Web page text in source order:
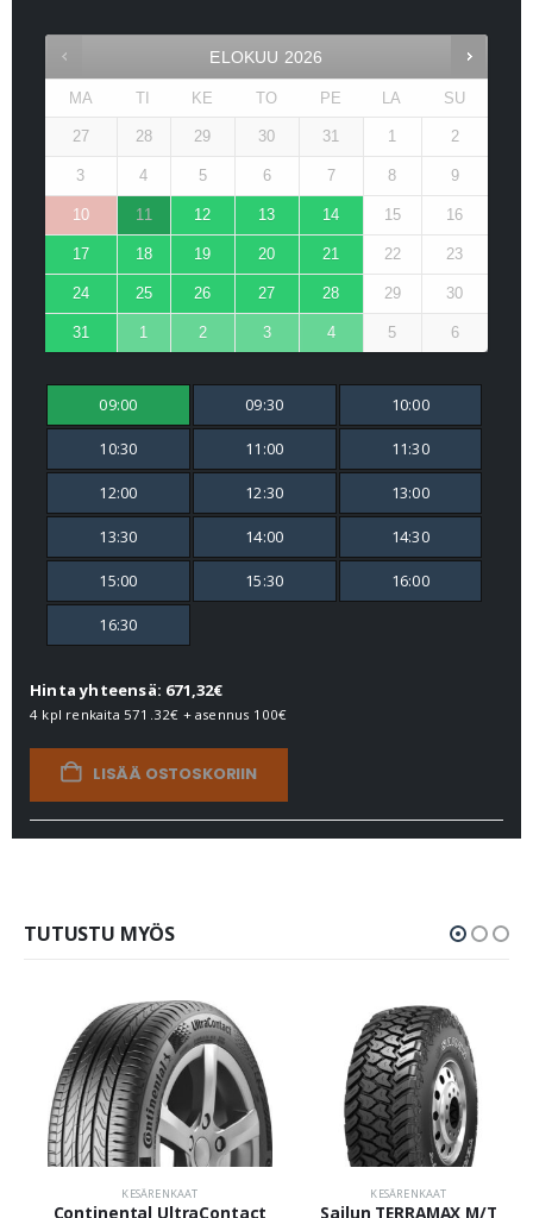
ELOKUU 2026
MA TI KE TO PE LA SU
27 28 29 30 31 1 2
3 4 5 6 7 8 9
10 11 12 13 14 15 16
17 18 19 20 21 22 23
24 25 26 27 28 29 30
31 1 2 3 4 5 6
09:00 09:30 10:00
10:30 11:00 11:30
12:00 12:30 13:00
13:30 14:00 14:30
15:00 15:30 16:00
16:30
Hinta yhteensä: 671,32€
4 kpl renkaita 571.32€ + asennus 100€
LISÄÄ OSTOSKORIIN
TUTUSTU MYÖS
KESÄRENKAAT
Continental UltraContact
KESÄRENKAAT
Sailun TERRAMAX M/T